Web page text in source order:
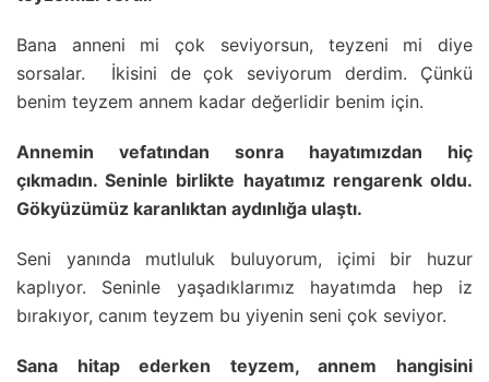
Bana anneni mi çok seviyorsun, teyzeni mi diye
sorsalar. İkisini de çok seviyorum derdim. Çünkü
benim teyzem annem kadar değerlidir benim için.
Annemin vefatından sonra hayatımızdan hiç
çıkmadın. Seninle birlikte hayatımız rengarenk oldu.
Gökyüzümüz karanlıktan aydınlığa ulaştı.
Seni yanında mutluluk buluyorum, içimi bir huzur
kaplıyor. Seninle yaşadıklarımız hayatımda hep iz
bırakıyor, canım teyzem bu yiyenin seni çok seviyor.
Sana hitap ederken teyzem, annem hangisini